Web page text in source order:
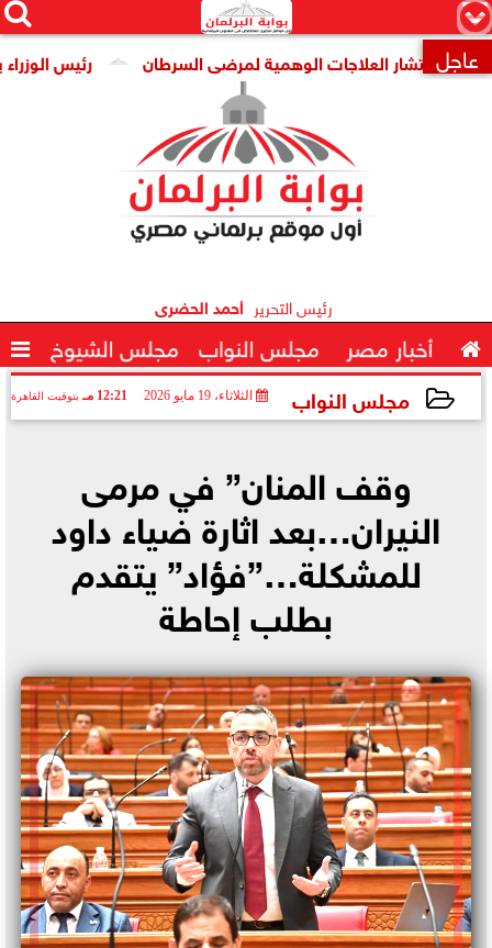
×


 عاجل رئيس الوزراء العلاجات الوهمية لمرضى السرطان
رئيس التحرير أحمد الحضرى
 أخبار مصر مجلس النواب مجلس الشيوخ 
مجلس النواب الثلاثاء، 19 مايو 2026 12:21 مـ بتوقيت القاهرة
وقف المنان” في مرمى
النيران…بعد اثارة ضياء داود
للمشكلة…”فؤاد” يتقدم
بطلب إحاطة